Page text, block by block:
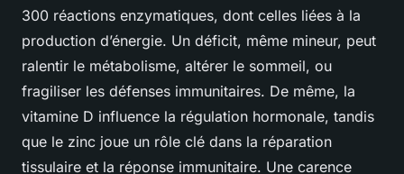
300 réactions enzymatiques, dont celles liées à la
production d’énergie. Un déficit, même mineur, peut
ralentir le métabolisme, altérer le sommeil, ou
fragiliser les défenses immunitaires. De même, la
vitamine D influence la régulation hormonale, tandis
que le zinc joue un rôle clé dans la réparation
tissulaire et la réponse immunitaire. Une carence